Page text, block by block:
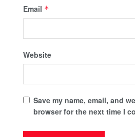
Email *
Website
Save my name, email, and
browser for the next time I